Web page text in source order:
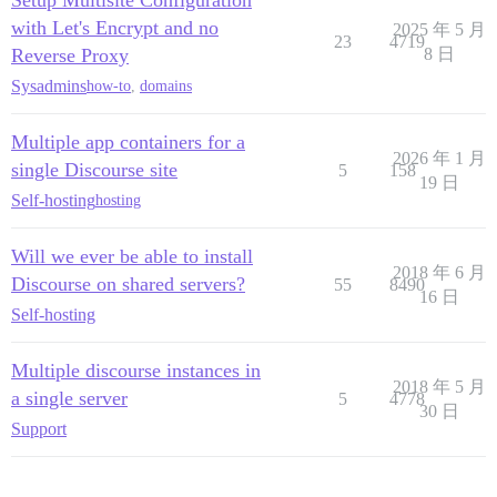
with Let's Encrypt and no
Reverse Proxy
Sysadminshow-to, domains
23 4719
2025 年 5 月
8 日
Multiple app containers for a
single Discourse site
Self-hostinghosting
5 158
2026 年 1 月
19 日
Will we ever be able to install
Discourse on shared servers?
Self-hosting
55 8490
2018 年 6 月
16 日
Multiple discourse instances in
a single server
Support
5 4778
2018 年 5 月
30 日